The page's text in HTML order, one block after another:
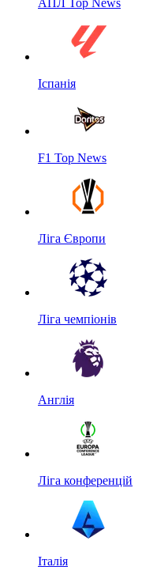
АПЛ Top News
Іспанія
F1 Top News
Ліга Європи
Ліга чемпіонів
Англія
Ліга конференцій
Італія